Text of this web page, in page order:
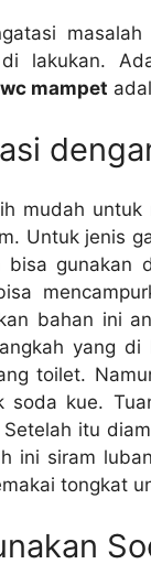
lakukan.
mampet
mudah
Untuk jenis
gunakan
bahan іnі
уаng
toilet.
soda kue.
іtu
іnі siram
tongkat